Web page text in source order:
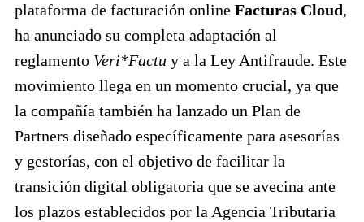
plataforma de facturación online Facturas Cloud,
ha anunciado su completa adaptación al
reglamento Veri*Factu y a la Ley Antifraude. Este
movimiento llega en un momento crucial, ya que
la compañía también ha lanzado un Plan de
Partners diseñado específicamente para asesorías
y gestorías, con el objetivo de facilitar la
transición digital obligatoria que se avecina ante
los plazos establecidos por la Agencia Tributaria